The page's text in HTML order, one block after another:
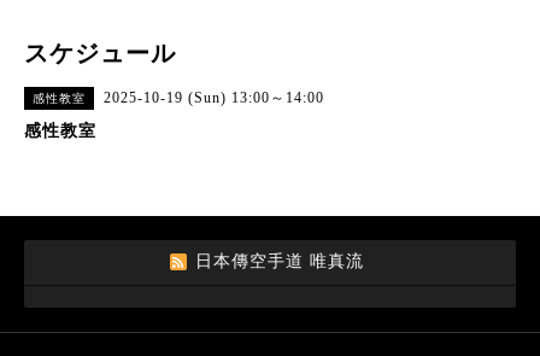
スケジュール
感性教室 2025-10-19 (Sun) 13:00～14:00
感性教室
日本傳空手道 唯真流